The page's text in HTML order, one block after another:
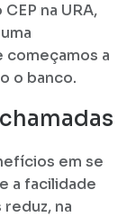
na URA,
começamos a
o banco.
em se
a facilidade
na